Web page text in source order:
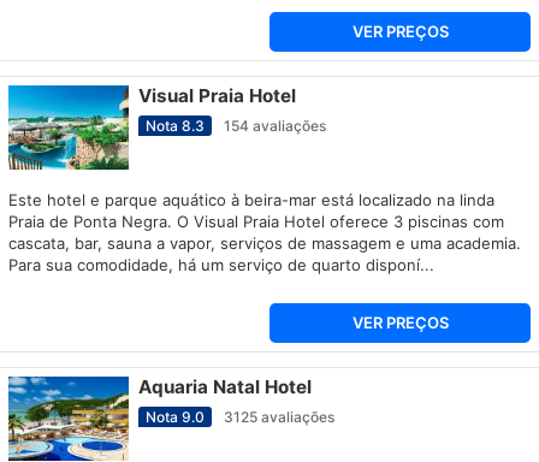
VER PREÇOS
Visual Praia Hotel
Nota 8.3 154 avaliações
Este hotel e parque aquático à beira-mar está localizado na linda
Praia de Ponta Negra. O Visual Praia Hotel oferece 3 piscinas com
cascata, bar, sauna a vapor, serviços de massagem e uma academia.
Para sua comodidade, há um serviço de quarto disponí...
VER PREÇOS
Aquaria Natal Hotel
Nota 9.0 3125 avaliações